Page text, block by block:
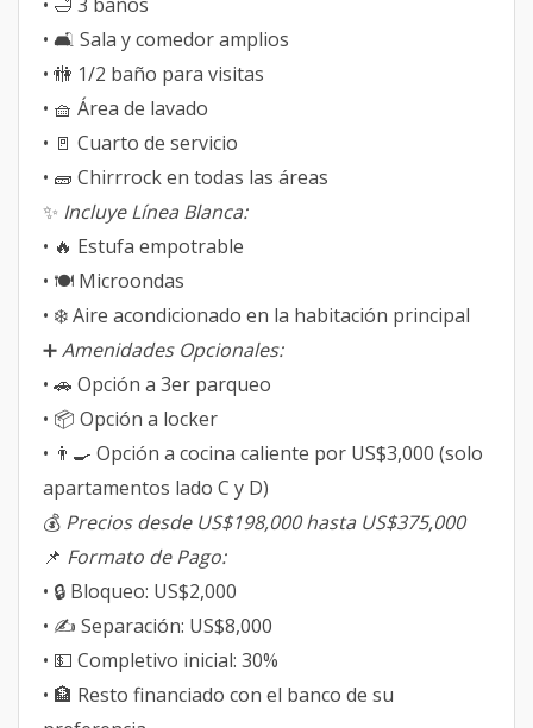
• 🛋️ Sala y comedor amplios
• 🚻 1/2 baño para visitas
• 🧺 Área de lavado
• 🚪 Cuarto de servicio
• 🧱 Chirrrock en todas las áreas
✨ Incluye Línea Blanca:
• 🔥 Estufa empotrable
• 🍽️ Microondas
• ❄️ Aire acondicionado en la habitación principal
➕Amenidades Opcionales:
• 🚗 Opción a 3er parqueo
• 📦 Opción a locker
• 👨‍🍳 Opción a cocina caliente por US$3,000 (solo
apartamentos lado C y D)
💰 Precios desde US$198,000 hasta US$375,000
📌 Formato de Pago:
• 🔒 Bloqueo: US$2,000
• ✍️ Separación: US$8,000
• 💵 Completivo inicial: 30%
• 🏦 Resto financiado con el banco de su